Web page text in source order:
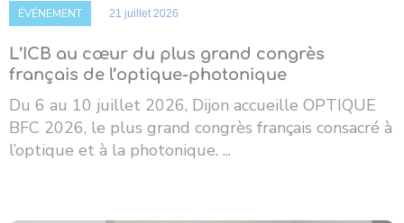
ÉVÉNEMENT 21 juillet 2026
L’ICB au cœur du plus grand congrès
français de l’optique-photonique
Du 6 au 10 juillet 2026, Dijon accueille OPTIQUE
BFC 2026, le plus grand congrès français consacré à
l’optique et à la photonique. ...